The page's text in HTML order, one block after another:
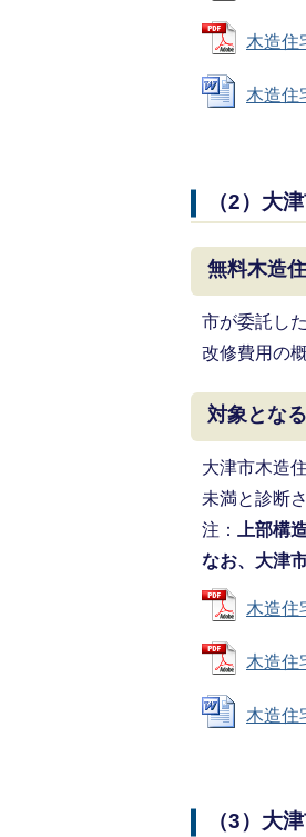
木造住
木造住
（2）大
無料木造
市が委託し
改修費用の
対象とな
大津市木造
未満と診断
注：
上部構
なお、大津
木造住
木造住
木造住
（3）大